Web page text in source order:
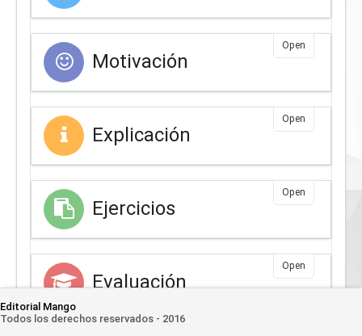
Motivación
Open
Explicación
Open
Ejercicios
Open
Evaluación
Open
Editorial Mango
Todos los derechos reservados - 2016